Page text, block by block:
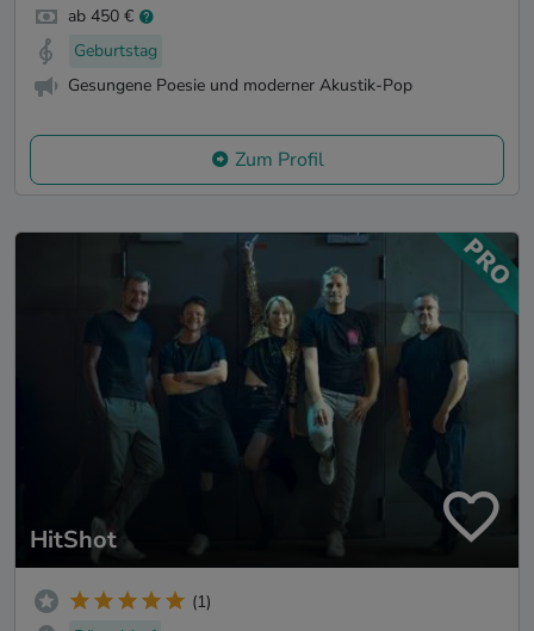
ab 450 €
Geburtstag
Gesungene Poesie und moderner Akustik-Pop
Zum Profil
HitShot
(1)